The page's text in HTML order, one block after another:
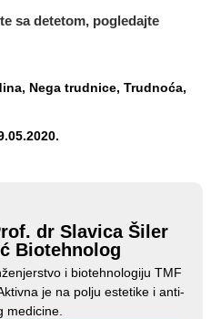
sa detetom, pogledajte
, Nega trudnice, Trudnoća,
dr Slavica Šiler
Biotehnolog
i biotehnologiju TMF
je na polju estetike i anti-
medicine.